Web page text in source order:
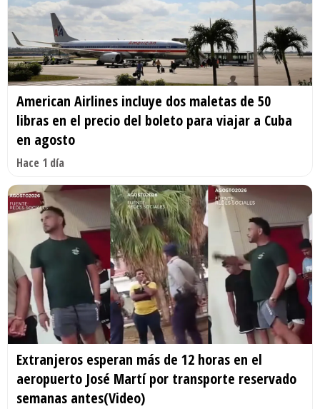
American Airlines incluye dos maletas de 50
libras en el precio del boleto para viajar a Cuba
en agosto
Hace 1 día
Extranjeros esperan más de 12 horas en el
aeropuerto José Martí por transporte reservado
semanas antes(Video)